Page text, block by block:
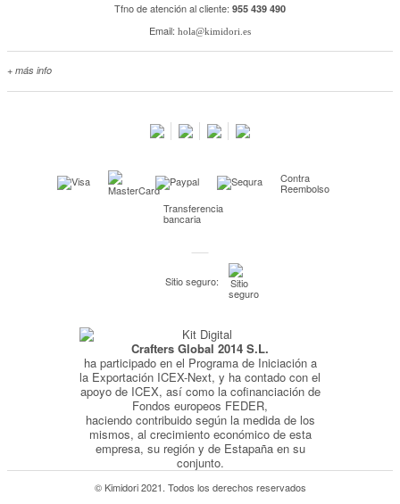
Tfno de atención al cliente: 955 439 490
Email: hola@kimidori.es
+ más info
Kimidori PRINT, nuestro servicio de impresión de fotos
Pago seguro y financiación
Condiciones generales de Compra
Política de Privacidad
Política de Cookies
Contra
Reembolso
Transferencia
bancaria
Sitio seguro:
Crafters Global 2014 S.L.
ha participado en el Programa de Iniciación a
la Exportación ICEX-Next, y ha contado con el
apoyo de ICEX, así como la cofinanciación de
Fondos europeos FEDER,
haciendo contribuido según la medida de los
mismos, al crecimiento económico de esta
empresa, su región y de Estapaña en su
conjunto.
© Kimidori 2021. Todos los derechos reservados